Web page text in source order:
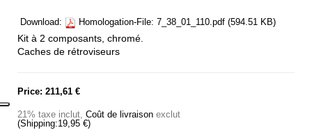
Download: Homologation-File: 7_38_01_110.pdf (594.51 KB)
Kit à 2 composants, chromé.
Caches de rétroviseurs
Price: 211,61 €
21% taxe inclut, Coût de livraison exclut
(Shipping:19,95 €)